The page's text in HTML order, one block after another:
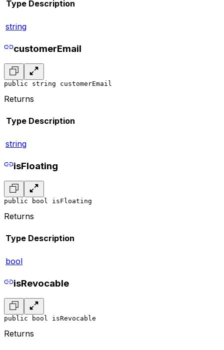
Type Description
string
customerEmail
public string customerEmail
Returns
Type Description
string
isFloating
public bool isFloating
Returns
Type Description
bool
isRevocable
public bool isRevocable
Returns